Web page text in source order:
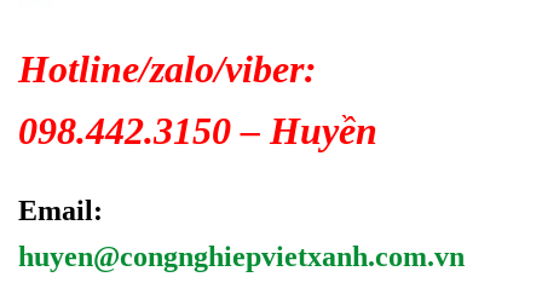
Hotline/zalo/viber:
098.442.3150 – Huyền
Email:
huyen@congnghiepvietxanh.com.vn